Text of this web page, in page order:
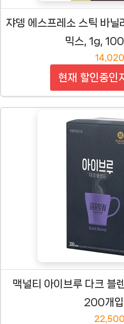
쟈뎅 에스프레소 스틱 바닐
믹스, 1g,
현재 할인중인
맥널티 아이브루 다크 블
200개입